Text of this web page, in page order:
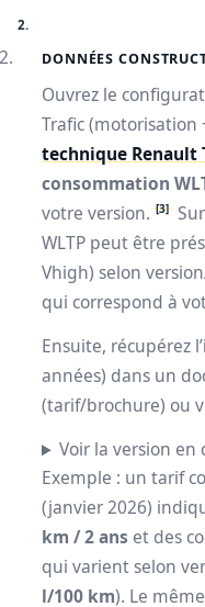
DONNÉES
Ouvrez le
Trafic (motorisation
technique Renault
consommation
votre version. [3]
WLTP peut être
Vhigh) selon
qui correspond à
Ensuite, récupérez l’
années) dans un
(tarif/brochure) ou
Voir la version en
Exemple : un tarif
(janvier 2026)
km / 2 ans et des
qui varient selon
l/100 km). Le